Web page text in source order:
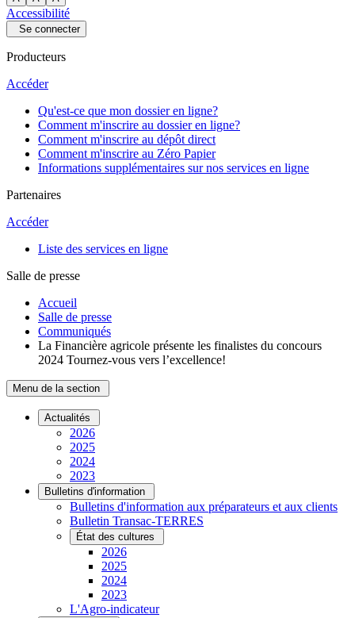
Accessibilité
Se connecter
Producteurs
Accéder
Qu'est-ce que mon dossier en ligne?
Comment m'inscrire au dossier en ligne?
Comment m'inscrire au dépôt direct
Comment m'inscrire au Zéro Papier
Informations supplémentaires sur nos services en ligne
Partenaires
Accéder
Liste des services en ligne
Salle de presse
Accueil
Salle de presse
Communiqués
La Financière agricole présente les finalistes du concours
2024 Tournez-vous vers l’excellence!
Menu de la section
Actualités
2026
2025
2024
2023
Bulletins d'information
Bulletins d'information aux préparateurs et aux clients
Bulletin Transac-TERRES
État des cultures
2026
2025
2024
2023
L'Agro-indicateur